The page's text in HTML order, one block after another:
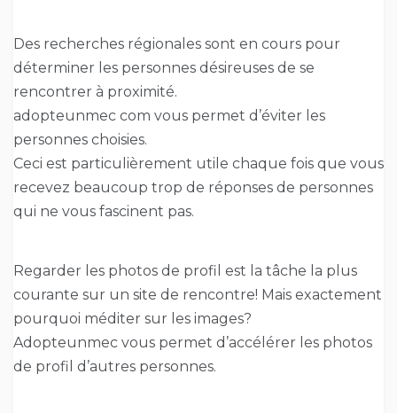
Des recherches régionales sont en cours pour
déterminer les personnes désireuses de se
rencontrer à proximité.
adopteunmec com vous permet d’éviter les
personnes choisies.
Ceci est particulièrement utile chaque fois que vous
recevez beaucoup trop de réponses de personnes
qui ne vous fascinent pas.
Regarder les photos de profil est la tâche la plus
courante sur un site de rencontre! Mais exactement
pourquoi méditer sur les images?
Adopteunmec vous permet d’accélérer les photos
de profil d’autres personnes.